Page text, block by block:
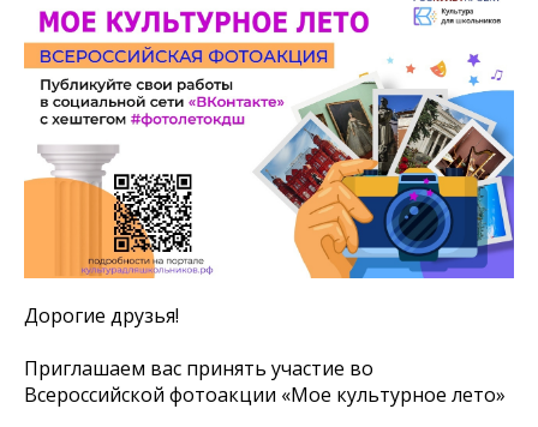
Дорогие друзья!
Приглашаем вас принять участие во
Всероссийской фотоакции «Мое культурное лето»